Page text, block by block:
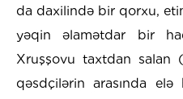
da daxilində bir qorxu,
yəqin əlamətdar bir
Xruşşovu taxtdan
qəsdçilərin arasında